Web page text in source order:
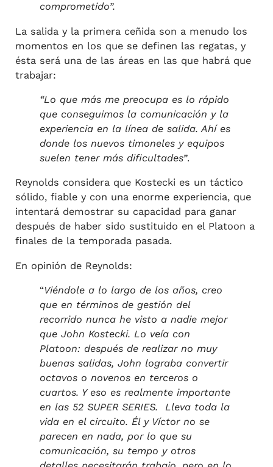
comprometido”.
La salida y la primera ceñida son a menudo los
momentos en los que se definen las regatas, y
ésta será una de las áreas en las que habrá que
trabajar:
“Lo que más me preocupa es lo rápido
que conseguimos la comunicación y la
experiencia en la línea de salida. Ahí es
donde los nuevos timoneles y equipos
suelen tener más dificultades”.
Reynolds considera que Kostecki es un táctico
sólido, fiable y con una enorme experiencia, que
intentará demostrar su capacidad para ganar
después de haber sido sustituido en el Platoon a
finales de la temporada pasada.
En opinión de Reynolds:
“Viéndole a lo largo de los años, creo
que en términos de gestión del
recorrido nunca he visto a nadie mejor
que John Kostecki. Lo veía con
Platoon: después de realizar no muy
buenas salidas, John lograba convertir
octavos o novenos en terceros o
cuartos. Y eso es realmente importante
en las 52 SUPER SERIES. Lleva toda la
vida en el circuito. Él y Víctor no se
parecen en nada, por lo que su
comunicación, su tempo y otros